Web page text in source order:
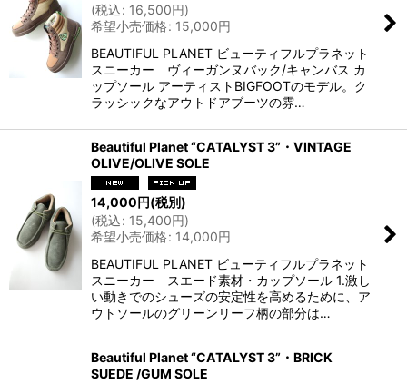
絞り込む
(税込: 16,500円)
希望小売価格: 15,000円
BEAUTIFUL PLANET ビューティフルプラネット
スニーカー ヴィーガンヌバック/キャンバス カ
ップソール アーティストBIGFOOTのモデル。ク
ラッシックなアウトドアブーツの雰…
Beautiful Planet “CATALYST 3”・VINTAGE
OLIVE/OLIVE SOLE
14,000円(税別)
(税込: 15,400円)
希望小売価格: 14,000円
BEAUTIFUL PLANET ビューティフルプラネット
スニーカー スエード素材・カップソール 1.激し
い動きでのシューズの安定性を高めるために、ア
ウトソールのグリーンリーフ柄の部分は…
Beautiful Planet “CATALYST 3”・BRICK
SUEDE /GUM SOLE